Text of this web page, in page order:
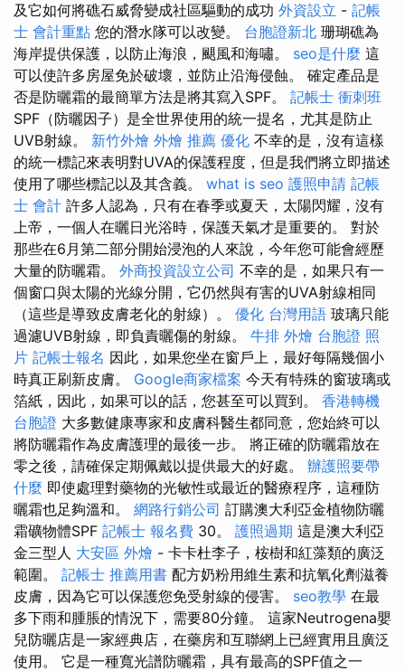
及它如何將礁石威脅變成社區驅動的成功 外資設立 - 記帳
士 會計重點 您的潛水隊可以改變。 台胞證新北 珊瑚礁為
海岸提供保護，以防止海浪，颶風和海嘯。 seo是什麼 這
可以使許多房屋免於破壞，並防止沿海侵蝕。 確定產品是
否是防曬霜的最簡單方法是將其寫入SPF。 記帳士 衝刺班
SPF（防曬因子）是全世界使用的統一提名，尤其是防止
UVB射線。 新竹外燴 外燴 推薦 優化 不幸的是，沒有這樣
的統一標記來表明對UVA的保護程度，但是我們將立即描述
使用了哪些標記以及其含義。 what is seo 護照申請 記帳
士 會計 許多人認為，只有在春季或夏天，太陽閃耀，沒有
上帝，一個人在曬日光浴時，保護天氣才是重要的。 對於
那些在6月第二部分開始浸泡的人來說，今年您可能會經歷
大量的防曬霜。 外商投資設立公司 不幸的是，如果只有一
個窗口與太陽的光線分開，它仍然與有害的UVA射線相同
（這些是導致皮膚老化的射線）。 優化 台灣用語 玻璃只能
過濾UVB射線，即負責曬傷的射線。 牛排 外燴 台胞證 照
片 記帳士報名 因此，如果您坐在窗戶上，最好每隔幾個小
時真正刷新皮膚。 Google商家檔案 今天有特殊的窗玻璃或
箔紙，因此，如果可以的話，您甚至可以買到。 香港轉機
台胞證 大多數健康專家和皮膚科醫生都同意，您始終可以
將防曬霜作為皮膚護理的最後一步。 將正確的防曬霜放在
零之後，請確保定期佩戴以提供最大的好處。 辦護照要帶
什麼 即使處理對藥物的光敏性或最近的醫療程序，這種防
曬霜也足夠溫和。 網路行銷公司 訂購澳大利亞金植物防曬
霜礦物體SPF 記帳士 報名費 30。 護照過期 這是澳大利亞
金三型人 大安區 外燴 - 卡卡杜李子，桉樹和紅藻類的廣泛
範圍。 記帳士 推薦用書 配方奶粉用維生素和抗氧化劑滋養
皮膚，因為它可以保護您免受射線的侵害。 seo教學 在最
多下雨和腫脹的情況下，需要80分鐘。 這家Neutrogena嬰
兒防曬店是一家經典店，在藥房和互聯網上已經實用且廣泛
使用。 它是一種寬光譜防曬霜，具有最高的SPF值之一